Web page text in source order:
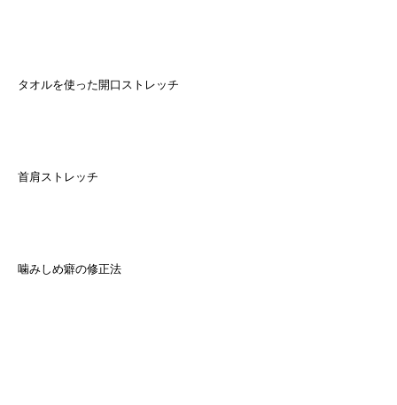
タオルを使った開口ストレッチ
首肩ストレッチ
噛みしめ癖の修正法